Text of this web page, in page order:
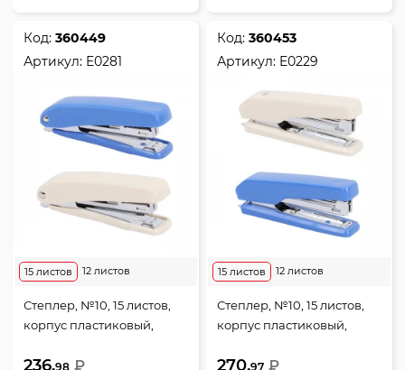
Код:360449
Артикул: E0281
12 листов
15 листов
Степлер, №10, 15 листов,
корпус пластиковый,
вида, Start, Deli, E0281
236.98 ₽
Код:360453
Артикул: E0229
12 листов
15 листов
Степлер, №10, 15 листов,
корпус пластиковый,
вида, Deli, E0229
270.97 ₽